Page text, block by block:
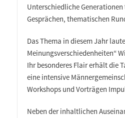
Unterschiedliche
Gesprächen, thematischen
Das Thema in diesem Jahr
Meinungsverschiedenheiten“
Ihr besonderes Flair erhält die
eine intensive
Workshops und Vorträgen
Neben der inhaltlichen